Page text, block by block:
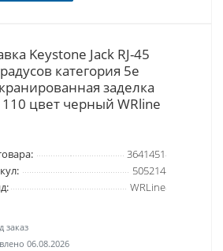
Keystone Jack RJ-45
категория 5e
заделка
цвет черный WRline
3641451
505214
WRLine
заказ
06.08.2026